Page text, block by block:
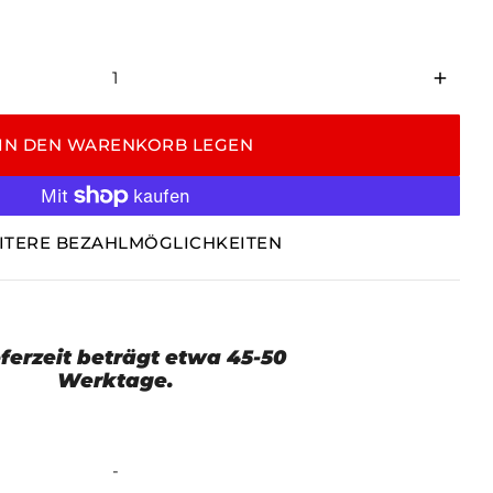
add
IN DEN WARENKORB LEGEN
BEZAHLMÖGLICHKEITEN
beträgt etwa 45-50
Werktage.
-